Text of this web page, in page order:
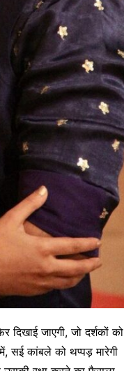
दिखाई जाएगी, जो दर्शकों को
सई कांबले को थप्पड़ मारेगी